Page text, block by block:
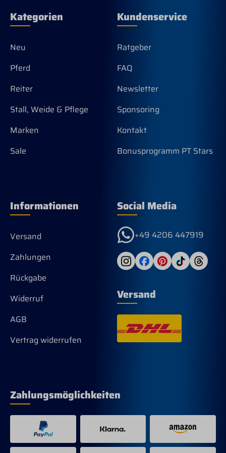
Kategorien
Neu
Pferd
Reiter
Stall, Weide & Pflege
Marken
Sale
Kundenservice
Ratgeber
FAQ
Newsletter
Sponsoring
Kontakt
Bonusprogramm PT Stars
Informationen
Versand
Zahlungen
Rückgabe
Widerruf
AGB
Vertrag widerrufen
Social Media
+49 4206 447919
Versand
Zahlungsmöglichkeiten